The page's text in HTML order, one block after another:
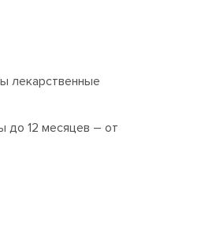
лекарственные
до 12 месяцев – от